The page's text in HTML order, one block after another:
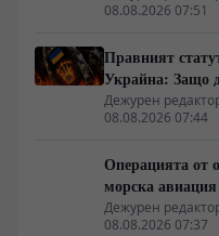
08.08.2026 07:51
Правният
Украйна: Защо
гарантира
Дежурен
08.08.2026 07:44
Операцията от
морска
Дежурен
08.08.2026 07:37